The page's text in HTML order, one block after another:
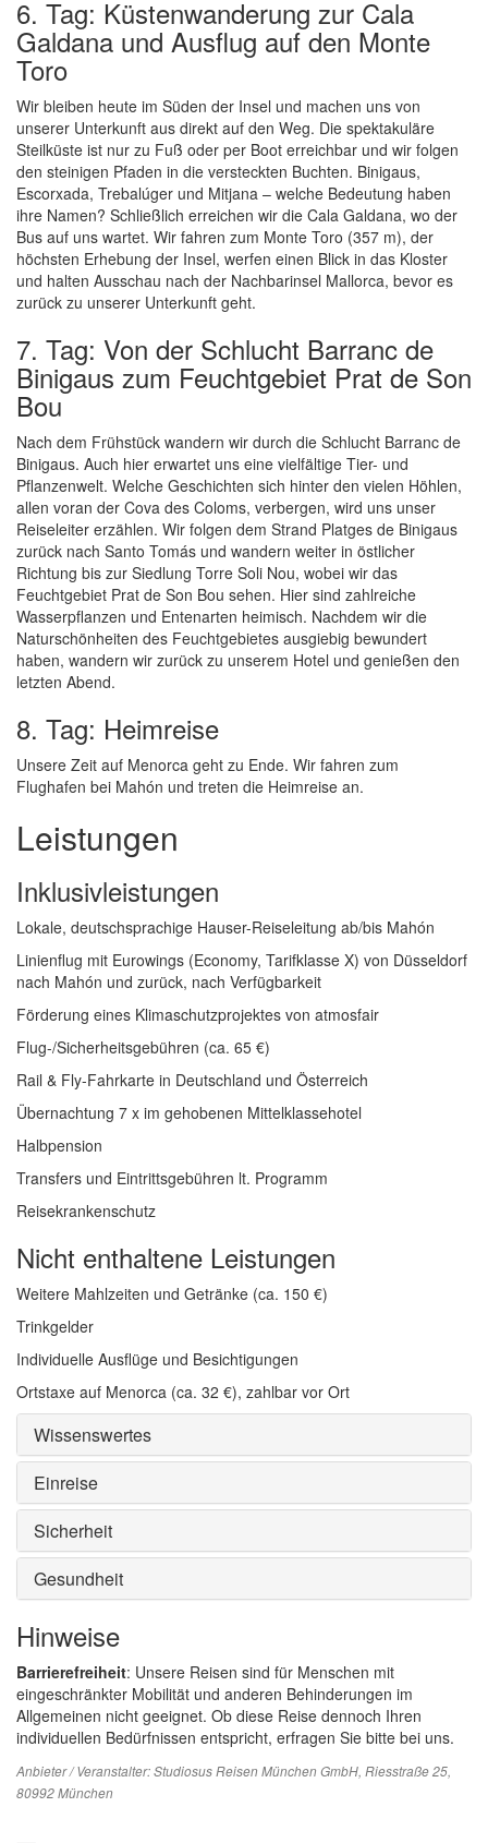
6. Tag: Küstenwanderung zur Cala
Galdana und Ausflug auf den Monte
Toro
Wir bleiben heute im Süden der Insel und machen uns von
unserer Unterkunft aus direkt auf den Weg. Die spektakuläre
Steilküste ist nur zu Fuß oder per Boot erreichbar und wir folgen
den steinigen Pfaden in die versteckten Buchten. Binigaus,
Escorxada, Trebalúger und Mitjana – welche Bedeutung haben
ihre Namen? Schließlich erreichen wir die Cala Galdana, wo der
Bus auf uns wartet. Wir fahren zum Monte Toro (357 m), der
höchsten Erhebung der Insel, werfen einen Blick in das Kloster
und halten Ausschau nach der Nachbarinsel Mallorca, bevor es
zurück zu unserer Unterkunft geht.
7. Tag: Von der Schlucht Barranc de
Binigaus zum Feuchtgebiet Prat de Son
Bou
Nach dem Frühstück wandern wir durch die Schlucht Barranc de
Binigaus. Auch hier erwartet uns eine vielfältige Tier- und
Pflanzenwelt. Welche Geschichten sich hinter den vielen Höhlen,
allen voran der Cova des Coloms, verbergen, wird uns unser
Reiseleiter erzählen. Wir folgen dem Strand Platges de Binigaus
zurück nach Santo Tomás und wandern weiter in östlicher
Richtung bis zur Siedlung Torre Soli Nou, wobei wir das
Feuchtgebiet Prat de Son Bou sehen. Hier sind zahlreiche
Wasserpflanzen und Entenarten heimisch. Nachdem wir die
Naturschönheiten des Feuchtgebietes ausgiebig bewundert
haben, wandern wir zurück zu unserem Hotel und genießen den
letzten Abend.
8. Tag: Heimreise
Unsere Zeit auf Menorca geht zu Ende. Wir fahren zum
Flughafen bei Mahón und treten die Heimreise an.
Leistungen
Inklusivleistungen
Lokale, deutschsprachige Hauser-Reiseleitung ab/bis Mahón
Linienflug mit Eurowings (Economy, Tarifklasse X) von Düsseldorf
nach Mahón und zurück, nach Verfügbarkeit
Förderung eines Klimaschutzprojektes von atmosfair
Flug-/Sicherheitsgebühren (ca. 65 €)
Rail & Fly-Fahrkarte in Deutschland und Österreich
Übernachtung 7 x im gehobenen Mittelklassehotel
Halbpension
Transfers und Eintrittsgebühren lt. Programm
Reisekrankenschutz
Nicht enthaltene Leistungen
Weitere Mahlzeiten und Getränke (ca. 150 €)
Trinkgelder
Individuelle Ausflüge und Besichtigungen
Ortstaxe auf Menorca (ca. 32 €), zahlbar vor Ort
Wissenswertes
Einreise
Sicherheit
Gesundheit
Hinweise
Barrierefreiheit: Unsere Reisen sind für Menschen mit
eingeschränkter Mobilität und anderen Behinderungen im
Allgemeinen nicht geeignet. Ob diese Reise dennoch Ihren
individuellen Bedürfnissen entspricht, erfragen Sie bitte bei uns.
Anbieter / Veranstalter:Studiosus Reisen München GmbH, Riesstraße 25,
80992 München